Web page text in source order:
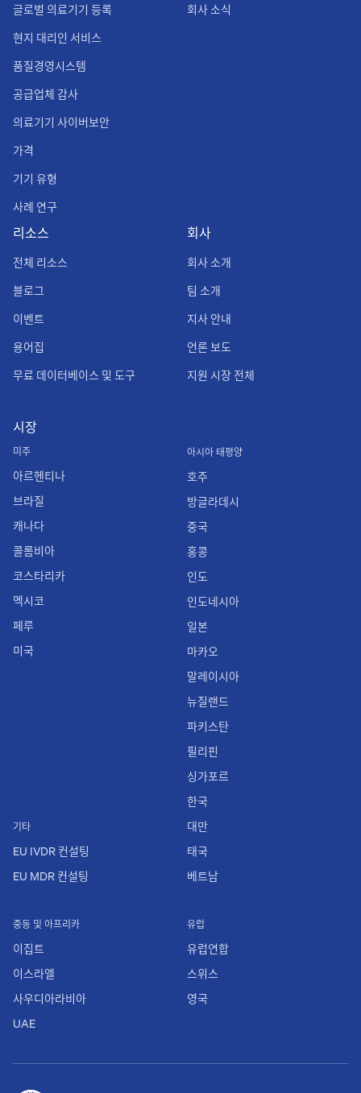
회사 소식
글로벌 의료기기 등록
현지 대리인 서비스
품질경영시스템
공급업체 감사
의료기기 사이버보안
가격
기기 유형
사례 연구
리소스
전체 리소스
블로그
이벤트
용어집
무료 데이터베이스 및 도구
회사
회사 소개
팀 소개
지사 안내
언론 보도
지원 시장 전체
시장
미주
아르헨티나
브라질
캐나다
콜롬비아
코스타리카
멕시코
페루
미국
기타
EU IVDR 컨설팅
EU MDR 컨설팅
유럽
유럽연합
스위스
영국
중동 및 아프리카
이집트
이스라엘
사우디아라비아
UAE
아시아 태평양
호주
방글라데시
중국
홍콩
인도
인도네시아
일본
마카오
말레이시아
뉴질랜드
파키스탄
필리핀
싱가포르
한국
대만
태국
베트남